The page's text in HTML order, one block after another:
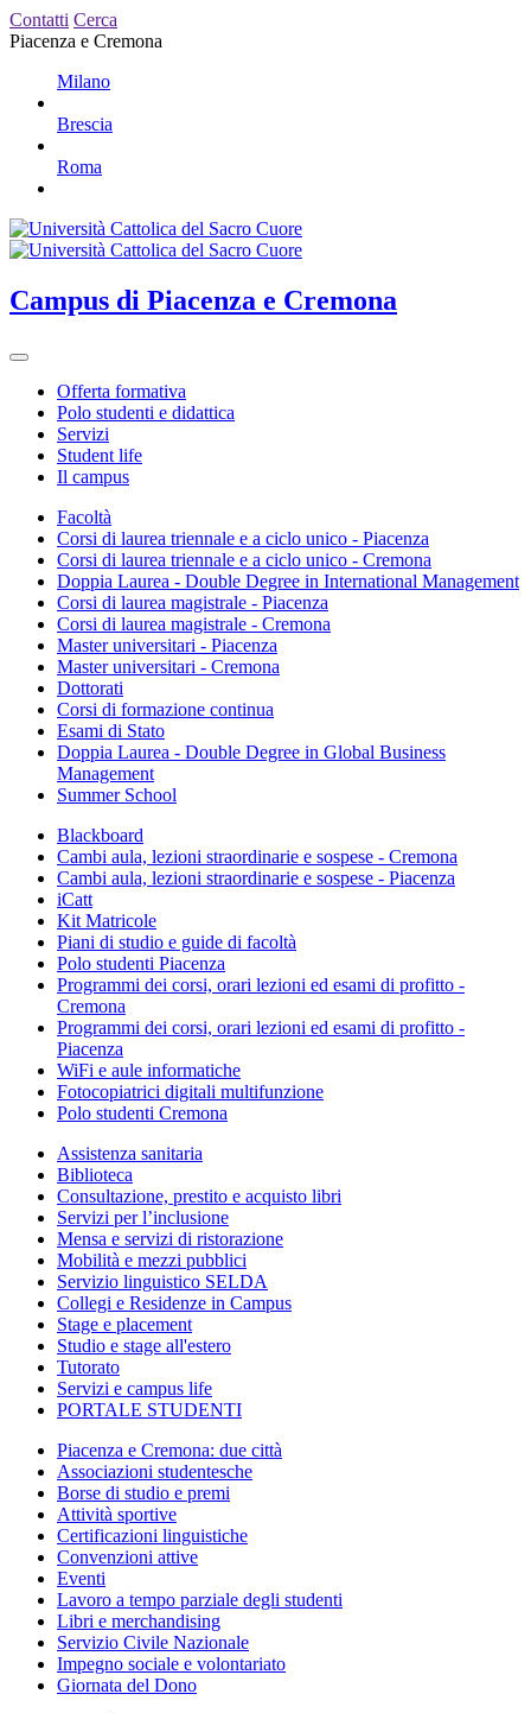
Contatti Cerca
Piacenza e Cremona
Milano
Brescia
Roma
Campus di Piacenza e Cremona
Offerta formativa
Polo studenti e didattica
Servizi
Student life
Il campus
Facoltà
Corsi di laurea triennale e a ciclo unico - Piacenza
Corsi di laurea triennale e a ciclo unico - Cremona
Doppia Laurea - Double Degree in International Management
Corsi di laurea magistrale - Piacenza
Corsi di laurea magistrale - Cremona
Master universitari - Piacenza
Master universitari - Cremona
Dottorati
Corsi di formazione continua
Esami di Stato
Doppia Laurea - Double Degree in Global Business
Management
Summer School
Blackboard
Cambi aula, lezioni straordinarie e sospese - Cremona
Cambi aula, lezioni straordinarie e sospese - Piacenza
iCatt
Kit Matricole
Piani di studio e guide di facoltà
Polo studenti Piacenza
Programmi dei corsi, orari lezioni ed esami di profitto -
Cremona
Programmi dei corsi, orari lezioni ed esami di profitto -
Piacenza
WiFi e aule informatiche
Fotocopiatrici digitali multifunzione
Polo studenti Cremona
Assistenza sanitaria
Biblioteca
Consultazione, prestito e acquisto libri
Servizi per l’inclusione
Mensa e servizi di ristorazione
Mobilità e mezzi pubblici
Servizio linguistico SELDA
Collegi e Residenze in Campus
Stage e placement
Studio e stage all'estero
Tutorato
Servizi e campus life
PORTALE STUDENTI
Piacenza e Cremona: due città
Associazioni studentesche
Borse di studio e premi
Attività sportive
Certificazioni linguistiche
Convenzioni attive
Eventi
Lavoro a tempo parziale degli studenti
Libri e merchandising
Servizio Civile Nazionale
Impegno sociale e volontariato
Giornata del Dono